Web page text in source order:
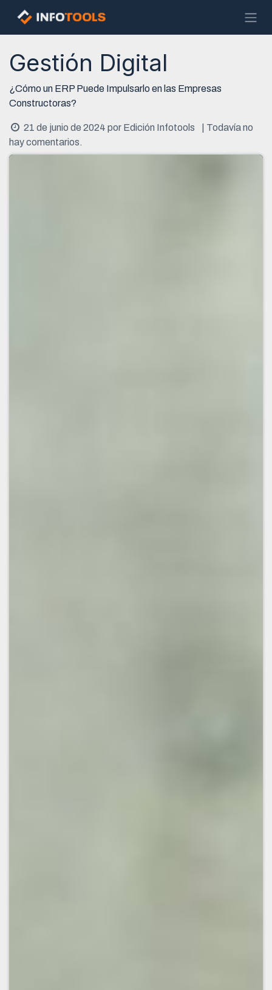
Ir al contenido
Gestión Digital
¿Cómo un ERP Puede Impulsarlo en las Empresas
Constructoras?
21 de junio de 2024 por Edición Infotools
| Todavía no
hay comentarios.